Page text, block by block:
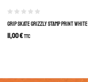
GRIP SKATE GRIZZLY STAMP PRINT WHITE
11,00€TTC